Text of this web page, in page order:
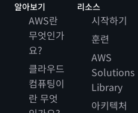
알아보기
AWS란
무엇인가
요?
클라우드
컴퓨팅이
란 무엇
리소스
시작하기
훈련
AWS
Solutions
Library
아키텍처